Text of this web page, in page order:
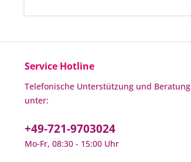
Service Hotline
Telefonische Unterstützung und Beratung
unter:
+49-721-9703024
Mo-Fr, 08:30 - 15:00 Uhr